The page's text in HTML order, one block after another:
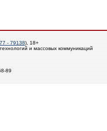
- 79138), 18+
и массовых коммуникаций
89